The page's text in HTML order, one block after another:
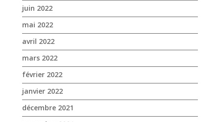
janvier 2022
décembre 2021
novembre 2021
octobre 2021
septembre 2021
août 2021
juillet 2021